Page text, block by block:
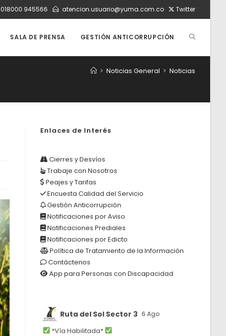
018000 945566 atencion.usuario@yuma.com.co Twitter
SALA DE PRENSA GESTIÓN ANTICORRUPCIÓN ALTERNAR
BÚSQUEDA
> Noticias General > Noticias
Enlaces de Interés
Cierres y Desvíos
Trabaje con Nosotros
Peajes y Tarifas
Encuesta Calidad del Servicio
Gestión Anticorrupción
Notificaciones por Aviso
Notificaciones Prediales
Notificaciones por Edicto
Política de Tratamiento de la Información
Contáctenos
App para Personas con Discapacidad
Ruta del Sol Sector 3 6 Ago
*Vía Habilitada*